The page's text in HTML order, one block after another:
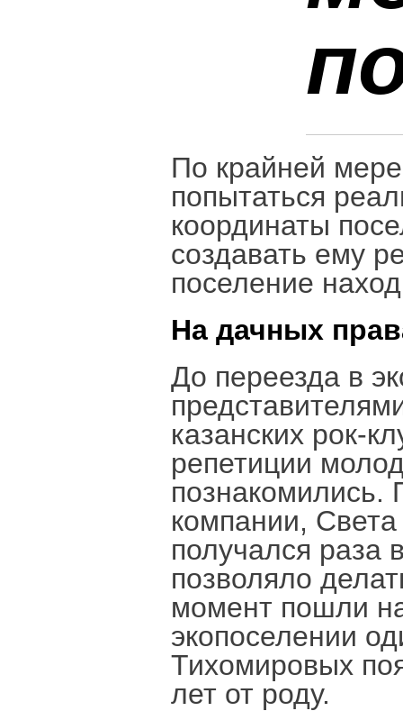
По крайней
попытаться
координаты
создавать ему
поселение
На дачных
До переезда в
казанских рок-
репетиции
познакомились.
компании,
получался раза
позволяло
момент пошли
экопоселении
Тихомировых
лет от роду.